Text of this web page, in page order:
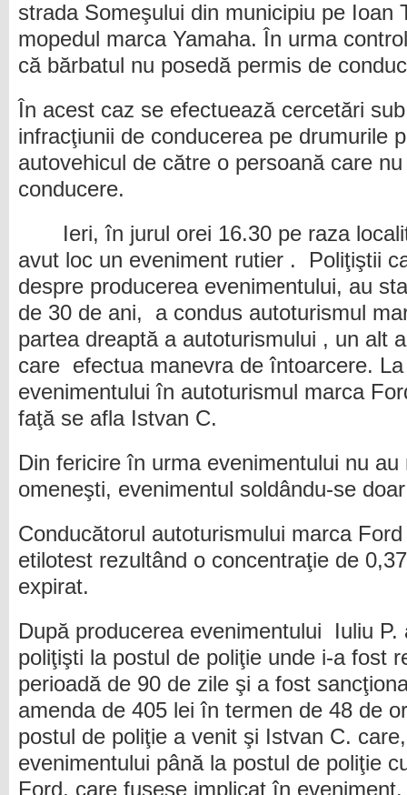
strada Someşului din municipiu pe Ioan
mopedul marca Yamaha. În urma
că bărbatul nu posedă permis de
În acest caz se efectuează cercetări
infracţiunii de conducerea pe drumurile
autovehicul de către o persoană care
conducere.
Ieri, în jurul orei 16.30 pe raza
avut loc un eveniment rutier . Poliţiştii
despre producerea evenimentului, au
de 30 de ani, a condus autoturismul
partea dreaptă a autoturismului , un alt
care efectua manevra de întoarcere.
evenimentului în autoturismul marca
faţă se afla Istvan C.
Din fericire în urma evenimentului nu
omeneşti, evenimentul soldându-se
Conducătorul autoturismului marca
etilotest rezultând o concentraţie de
expirat.
După producerea evenimentului Iuliu
poliţişti la postul de poliţie unde i-a fost
perioadă de 90 de zile şi a fost
amenda de 405 lei în termen de 48 de
postul de poliţie a venit şi Istvan C.
evenimentului până la postul de poliţie
Ford, care fusese implicat în